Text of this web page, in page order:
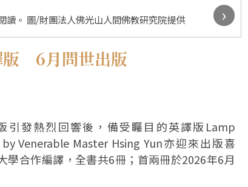
讀。 圖/財團法人佛光山人間佛教研究院提供
›
版 6月問世出版
引發熱烈回響後，備受矚目的英譯版Lamp
Venerable Master Hsing Yun亦迎來出版喜
合作編譯，全書共6冊；首兩冊於2026年6月